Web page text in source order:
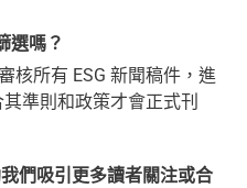
選嗎？
核所有 ESG 新聞稿件，進
準則和政策才會正式刊
們吸引更多讀者關注或合